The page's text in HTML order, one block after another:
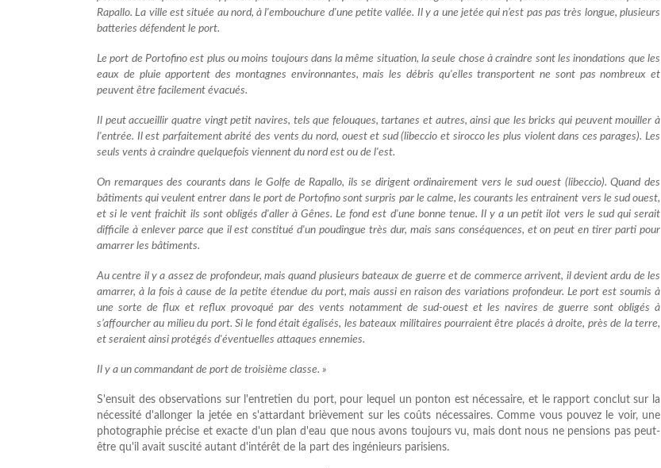
Rapallo. La ville est située au nord, à l'embouchure d'une petite vallée. Il y a une jetée qui n’est pas pas très longue, plusieurs
batteries défendent le port.
Le port de Portofino est plus ou moins toujours dans la même situation, la seule chose à craindre sont les inondations que les
eaux de pluie apportent des montagnes environnantes, mais les débris qu'elles transportent ne sont pas nombreux et
peuvent être facilement évacués.
Il peut accueillir quatre vingt petit navires, tels que felouques, tartanes et autres, ainsi que les bricks qui peuvent mouiller à
l'entrée. Il est parfaitement abrité des vents du nord, ouest et sud (libeccio et sirocco les plus violent dans ces parages). Les
seuls vents à craindre quelquefois viennent du nord est ou de l'est.
On remarques des courants dans le Golfe de Rapallo, ils se dirigent ordinairement vers le sud ouest (libeccio). Quand des
bâtiments qui veulent entrer dans le port de Portofino sont surpris par le calme, les courants les entrainent vers le sud ouest,
et si le vent fraichit ils sont obligés d'aller à Gênes. Le fond est d'une bonne tenue. Il y a un petit ilot vers le sud qui serait
difficile à enlever parce que il est constitué d'un poudingue très dur, mais sans conséquences, et on peut en tirer parti pour
amarrer les bâtiments.
Au centre il y a assez de profondeur, mais quand plusieurs bateaux de guerre et de commerce arrivent, il devient ardu de les
amarrer, à la fois à cause de la petite étendue du port, mais aussi en raison des variations profondeur. Le port est soumis à
une sorte de flux et reflux provoqué par des vents notamment de sud-ouest et les navires de guerre sont obligés à
s’affourcher au milieu du port. Si le fond était égalisés, les bateaux militaires pourraient être placés à droite, près de la terre,
et seraient ainsi protégés d'éventuelles attaques ennemies.
Il y a un commandant de port de troisième classe. »
S'ensuit des observations sur l'entretien du port, pour lequel un ponton est nécessaire, et le rapport conclut sur la
nécessité d'allonger la jetée en s'attardant brièvement sur les coûts nécessaires. Comme vous pouvez le voir, une
photographie précise et exacte d'un plan d'eau que nous avons toujours vu, mais dont nous ne pensions pas peut-
être qu'il avait suscité autant d'intérêt de la part des ingénieurs parisiens.